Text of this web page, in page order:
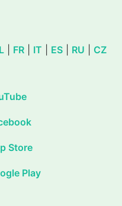
FR IT ES RU CZ
Store
Play